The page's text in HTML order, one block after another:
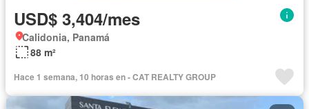
USD$ 3,404/mes
Calidonia, Panamá
88 m²
Hace 1 semana, 10 horas en - CAT REALTY GROUP